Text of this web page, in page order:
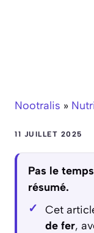
Nootralis »
11 JUILLET 2025
Pas le
résumé.
Cet
de fer,